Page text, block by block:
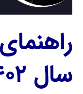
سال ۱۴۰۲